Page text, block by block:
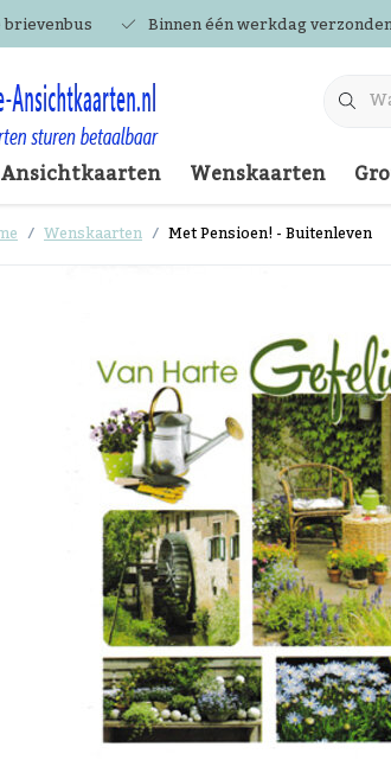
Binnen één werkdag
Ansichtkaarten Wenskaarten
Wenskaarten Met Pensioen! - Buitenleven